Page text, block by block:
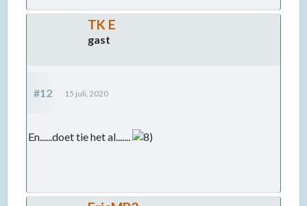
TK E
gast
#12 15 juli, 2020
En......doet tie het al.......